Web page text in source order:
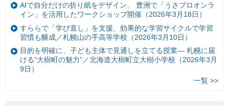
AIで自分だけの折り紙をデザイン、 豊洲で「うさプロオンラ
イン」を活用したワークショップ開催（2026年3月18日）
すららで「学び直し」を支援、効果的な学習サイクルで学習
習慣も醸成／札幌山の手高等学校（2026年3月10日）
目的を明確に、子ども主体で見通しを立てる授業— 札幌に届
ける“大樹町の魅力”／北海道大樹町立大樹小学校（2026年3月
9日）
一覧 >>